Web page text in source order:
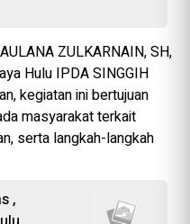
ZULKARNAIN, SH,
Hulu IPDA SINGGIH
kegiatan ini bertujuan
masyarakat terkait
serta langkah-langkah
,